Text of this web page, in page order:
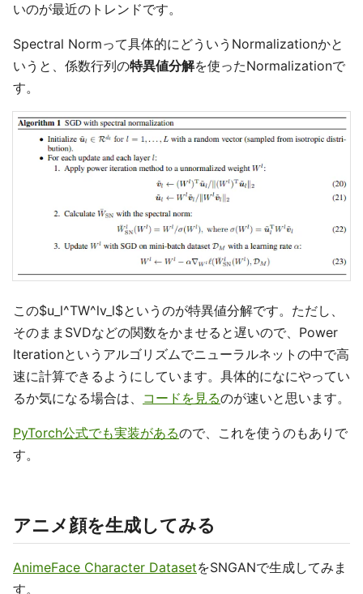
いのが最近のトレンドです。
Spectral Normって具体的にどういうNormalizationかと
いうと、係数行列の特異値分解を使ったNormalizationで
す。
この$u_l^TW^lv_l$というのが特異値分解です。ただし、
そのままSVDなどの関数をかませると遅いので、Power
Iterationというアルゴリズムでニューラルネットの中で高
速に計算できるようにしています。具体的になにやってい
るか気になる場合は、 コードを見るのが速いと思います。
PyTorch公式でも実装があるので、これを使うのもありで
す。
アニメ顔を生成してみる
AnimeFace Character DatasetをSNGANで生成してみま
す。